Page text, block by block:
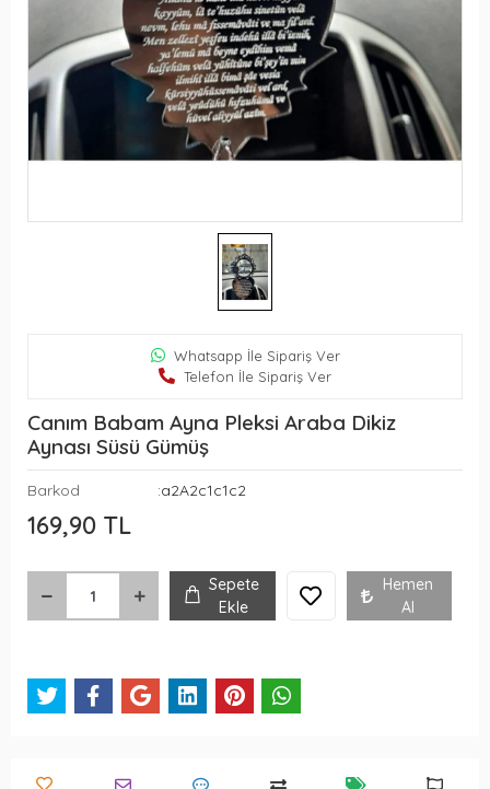
Whatsapp İle Sipariş Ver
Telefon İle Sipariş Ver
Canım Babam Ayna Pleksi Araba Dikiz
Aynası Süsü Gümüş
Barkod :a2A2c1c1c2
169,90 TL
Sepete
Ekle
Hemen
Al